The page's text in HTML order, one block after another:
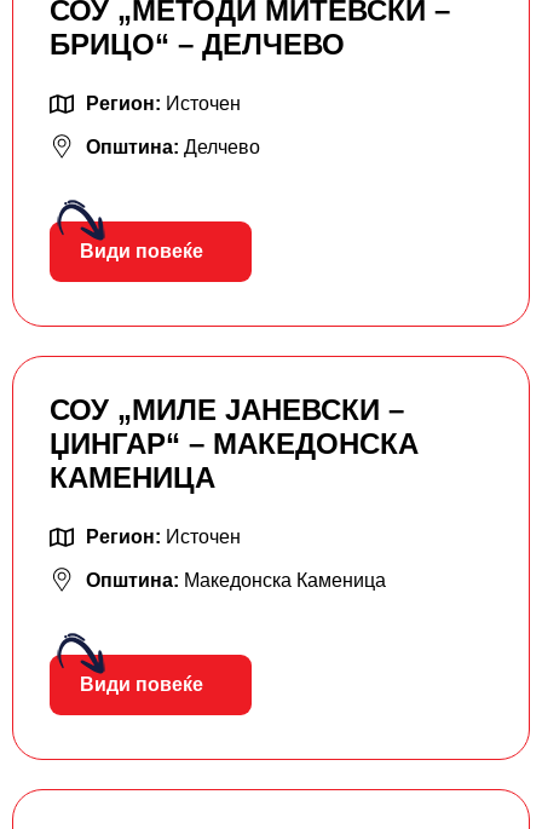
СОУ „МЕТОДИ МИТЕВСКИ –
БРИЦО“ – ДЕЛЧЕВО
Регион: Источен
Општина: Делчево
Види повеќе
СОУ „МИЛЕ ЈАНЕВСКИ –
ЏИНГАР“ – МАКЕДОНСКА
КАМЕНИЦА
Регион: Источен
Општина: Македонска Каменица
Види повеќе